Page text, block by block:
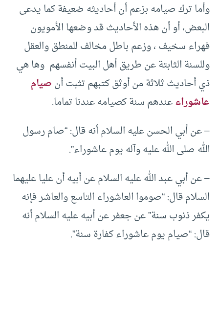
وأما ترك صيامه بزعم أن أحاديثه ضعيفة كما يدعى
البعض، أو أن هذه الأحاديث قد وضعها الأمويون
فهراء سخيف ، وزعم باطل مخالف للمنطق والعقل
وللسنة الثابتة عن طريق أهل البيت أنفسهم وها هي
ذي أحاديث ثلاثة من أوثق كتبهم تثبت أنصيام
عاشوراءعندهم سنة كصيامه عندنا تماما.
– عن أبي الحسن عليه السلام أنه قال: “صام رسول
الله صلى الله عليه وآله يوم عاشوراء”.
– عن أبي عبد الله عليه السلام عن أبيه أن عليا عليهما
السلام قال: “صوموا العاشوراء التاسع والعاشر فإنه
يكفر ذنوب سنة” عن جعفر عن أبيه عليه السلام أنه
قال: “صيام يوم عاشوراء كفارة سنة”.